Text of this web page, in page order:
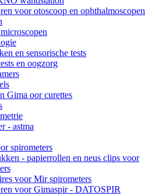
voor otoscoop en ophthalmoscopen
en sensorische tests
en oogzorg
Gima oor curettes
- astma
spirometers
- papierrollen en neus clips voor
voor Mir spirometers
voor Gimaspir - DATOSPIR